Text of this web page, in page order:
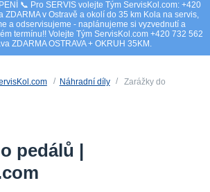
📞 Pro SERVIS volejte Tým ServisKol.com: +420
ZDARMA v Ostravě a okolí do 35 km Kola na servis,
a odservisujeme - naplánujeme si vyzvednutí a
termínu!! Volejte Tým ServisKol.com +420 732 562
ZDARMA OSTRAVA + OKRUH 35KM.
Náhradní díly
Zarážky do
pedálů |